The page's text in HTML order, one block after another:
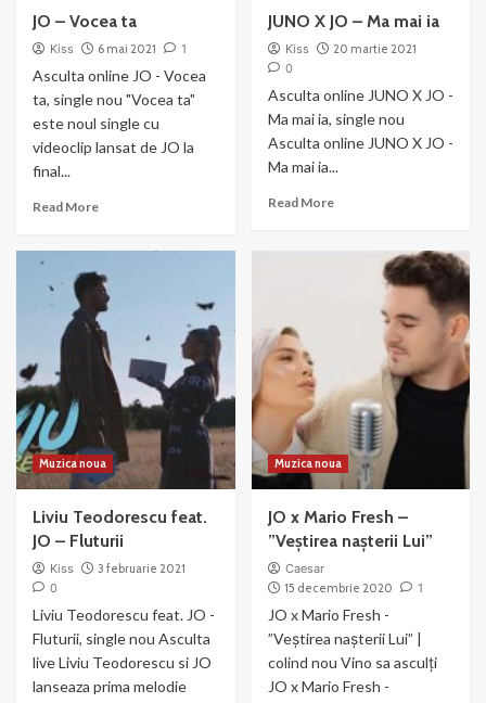
JO – Vocea ta
Kiss 6 mai 2021 1
Asculta online JO - Vocea
ta, single nou "Vocea ta"
este noul single cu
videoclip lansat de JO la
final...
Read MoreRead
–
Vocea
ta
JUNO X JO – Ma mai ia
Kiss
20 martie 2021
0
Asculta online JUNO X JO -
Ma mai ia, single nou
Asculta online JUNO X JO -
Ma mai ia...
Read MoreRead
ia
Muzica noua
Liviu Teodorescu feat.
JO – Fluturii
Kiss
3 februarie 2021
0
Liviu Teodorescu feat. JO -
Fluturii, single nou Asculta
live Liviu Teodorescu si JO
lanseaza prima melodie
Muzica noua
JO x Mario Fresh –
”Veștirea nașterii Lui”
Caesar
15 decembrie 2020
1
JO x Mario Fresh -
”Veștirea nașterii Lui” |
colind nou Vino sa asculți
JO x Mario Fresh -